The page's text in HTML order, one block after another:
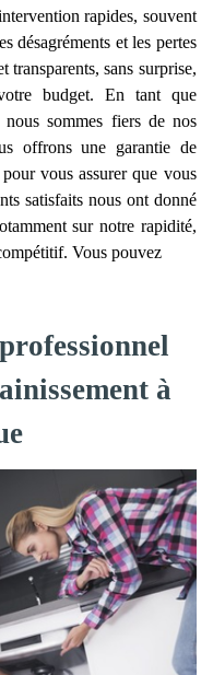
rapides, souvent
désagréments et les pertes
sans surprise,
budget. En tant que
nous sommes fiers de nos
offrons une garantie de
vous assurer que vous
satisfaits nous ont donné
sur notre rapidité,
Vous pouvez
à